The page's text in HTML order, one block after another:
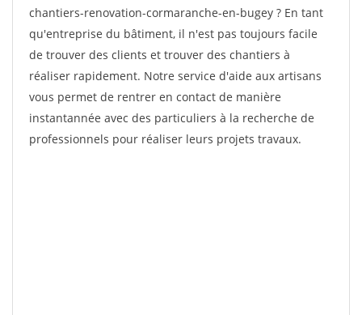
chantiers-renovation-cormaranche-en-bugey ? En tant
qu'entreprise du bâtiment, il n'est pas toujours facile
de trouver des clients et trouver des chantiers à
réaliser rapidement. Notre service d'aide aux artisans
vous permet de rentrer en contact de manière
instantannée avec des particuliers à la recherche de
professionnels pour réaliser leurs projets travaux.